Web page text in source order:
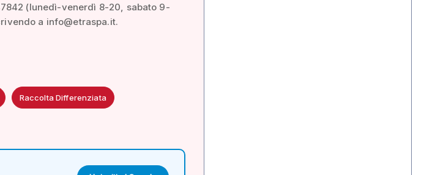
(lunedì-venerdì 8-20, sabato 9-
a info@etraspa.it.
Raccolta Differenziata